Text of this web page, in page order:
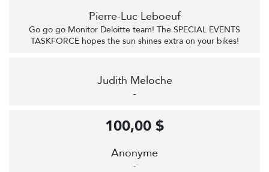
Pierre-Luc Leboeuf
Go go go Monitor Deloitte team! The SPECIAL EVENTS
TASKFORCE hopes the sun shines extra on your bikes!
Judith Meloche
-
Anonyme
-
100,00 $